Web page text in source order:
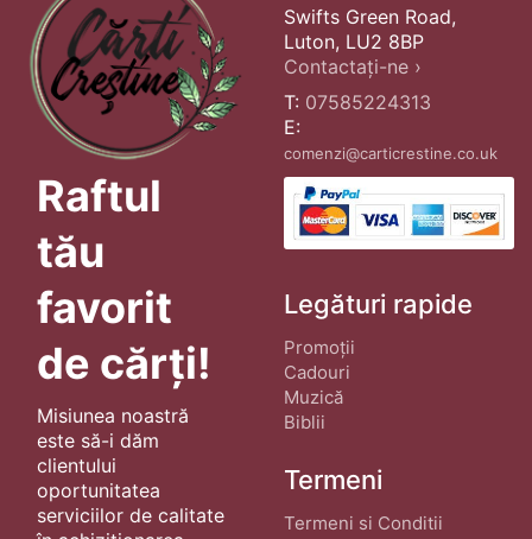
Raftul
tău
favorit
de cărți!
Misiunea noastră
este să-i dăm
clientului
oportunitatea
serviciilor de calitate
Swifts Green Road,
Luton, LU2 8BP
Contactați-ne ›
T: 07585224313
E:
comenzi@carticrestine.co.uk
Legături rapide
Promoții
Cadouri
Muzică
Biblii
Termeni
Termeni si Conditii